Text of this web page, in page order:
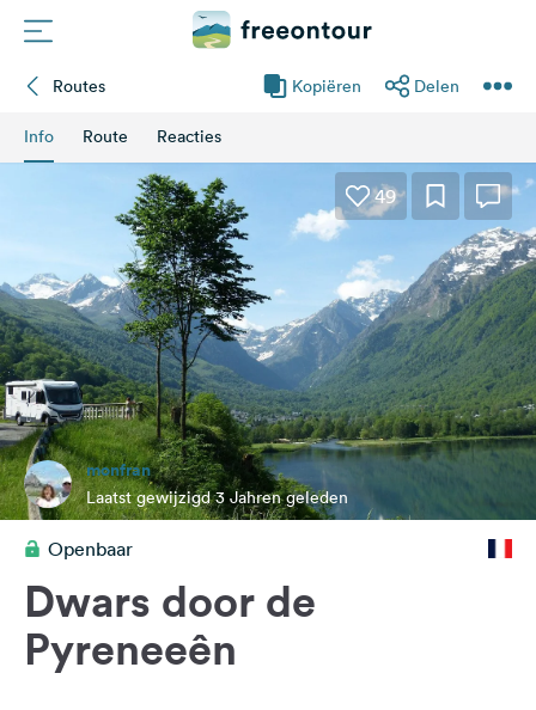
Campings
Magazine
Partners
Registreren
Inloggen
Nieuwsbrief
Feedback
Taal:
Routes Kopiëren Delen
Info Route Reacties
49
monfran
Laatst gewijzigd 3 Jahren geleden
Openbaar
Dwars door de
Pyreneeên